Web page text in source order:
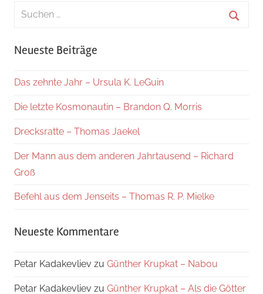
Suchen
Neueste Beiträge
Das zehnte Jahr – Ursula K. LeGuin
Die letzte Kosmonautin – Brandon Q. Morris
Drecksratte – Thomas Jaekel
Der Mann aus dem anderen Jahrtausend – Richard
Groß
Befehl aus dem Jenseits – Thomas R. P. Mielke
Neueste Kommentare
Petar Kadakevliev zu Günther Krupkat – Nabou
Petar Kadakevliev zu Günther Krupkat – Als die Götter